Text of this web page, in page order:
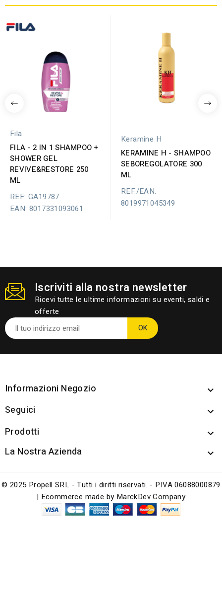
Fila
FILA - 2 IN 1 SHAMPOO +
SHOWER GEL
REVIVE&RESTORE 250
ML
REF: GA19787
EAN: 8017331093061
Keramine H
KERAMINE H - SHAMPOO
SEBOREGOLATORE 300
ML
REF./EAN:
8019971045349
Iscriviti alla nostra newsletter
Ricevi tutte le ultime informazioni su eventi, saldi e
offerte
Informazioni Negozio 
Seguici 
Prodotti 
La Nostra Azienda 
© 2025 Propell SRL - Tutti i diritti riservati. - P.IVA 06088000879
| Ecommerce made by MarckDev Company